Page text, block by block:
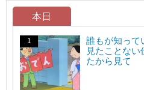
本日
誰もが知って
見たことな
たから見て